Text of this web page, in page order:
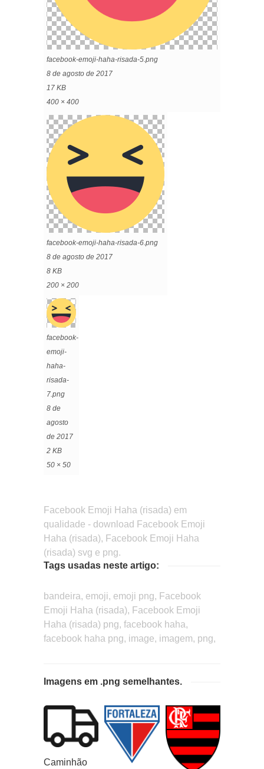
facebook-emoji-haha-risada-5.png
8 de agosto de 2017
17 KB
400 × 400
facebook-emoji-haha-risada-6.png
8 de agosto de 2017
8 KB
200 × 200
facebook-
emoji-
haha-
risada-
7.png
8 de
agosto
de 2017
2 KB
50 × 50
Facebook Emoji Haha (risada) em
qualidade - download Facebook Emoji
Haha (risada), Facebook Emoji Haha
(risada) svg e png.
Tags usadas neste artigo:
bandeira, emoji, emoji png, Facebook
Emoji Haha (risada), Facebook Emoji
Haha (risada) png, facebook haha,
facebook haha png, image, imagem, png,
Imagens em .png semelhantes.
Caminhão